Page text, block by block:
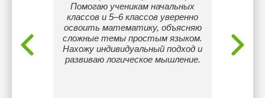
Помогаю ученикам начальных
классов и 5–6 классов уверенно
освоить математику, объясняю
сложные темы простым языком.
Нахожу индивидуальный подход и
развиваю логическое мышление.